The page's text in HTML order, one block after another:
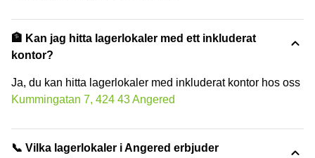
🏦 Kan jag hitta lagerlokaler med ett inkluderat
kontor?
Ja, du kan hitta lagerlokaler med inkluderat kontor hos oss
Kummingatan 7, 424 43 Angered
📞 Vilka lagerlokaler i Angered erbjuder